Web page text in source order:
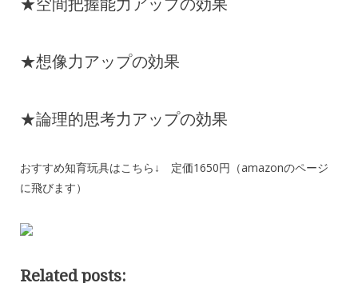
★想像力アップの効果
★論理的思考力アップの効果
おすすめ知育玩具はこちら↓ 定価1650円（amazonのページ
に飛びます）
Related posts: